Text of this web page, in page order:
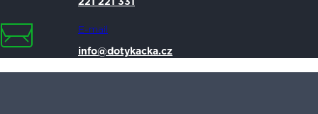
221 221 331
E-mail
info@dotykacka.cz